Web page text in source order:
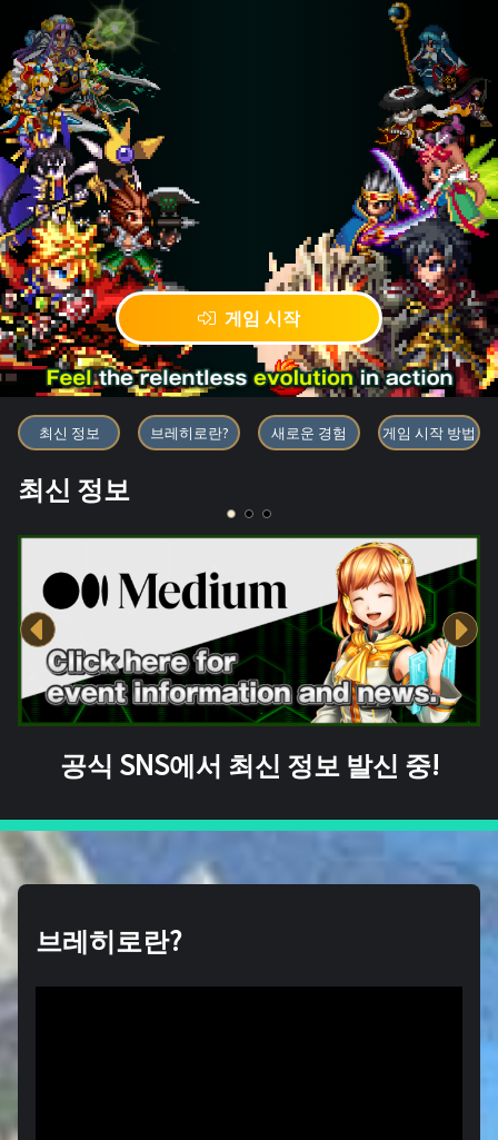
게임 시작
블록체인 게임 「BRAVE
최신 정보 브레히로란? 새로운 경험 게임 시작 방법
최신 정보
공식 SNS에서 최신 정보 발신 중!
브레히로란?